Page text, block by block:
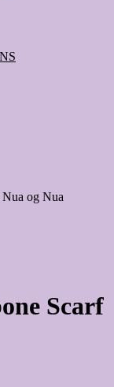
Nua og Nua
Scarf